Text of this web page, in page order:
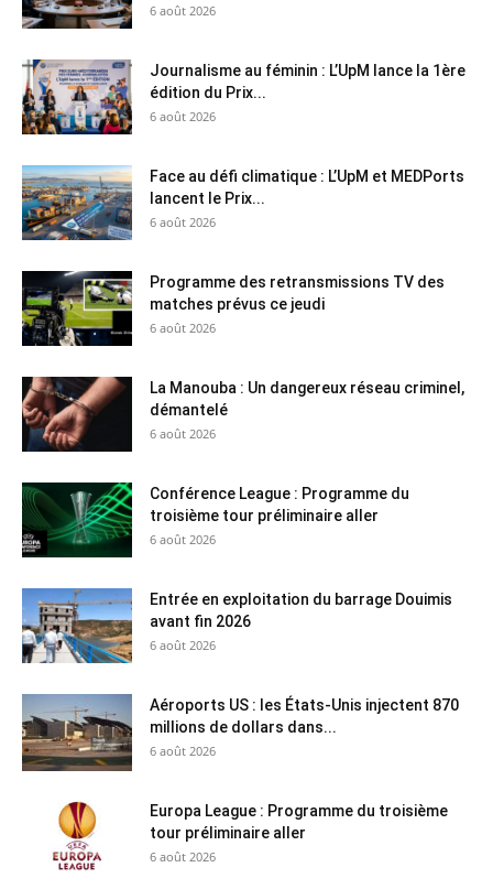
6 août 2026
Journalisme au féminin : L’UpM lance la 1ère
édition du Prix...
6 août 2026
Face au défi climatique : L’UpM et MEDPorts
lancent le Prix...
6 août 2026
Programme des retransmissions TV des
matches prévus ce jeudi
6 août 2026
La Manouba : Un dangereux réseau criminel,
démantelé
6 août 2026
Conférence League : Programme du
troisième tour préliminaire aller
6 août 2026
Entrée en exploitation du barrage Douimis
avant fin 2026
6 août 2026
Aéroports US : les États-Unis injectent 870
millions de dollars dans...
6 août 2026
Europa League : Programme du troisième
tour préliminaire aller
6 août 2026